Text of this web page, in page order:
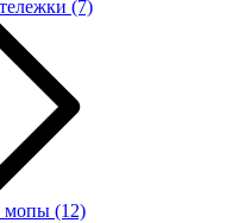
(7)
мопы (12)